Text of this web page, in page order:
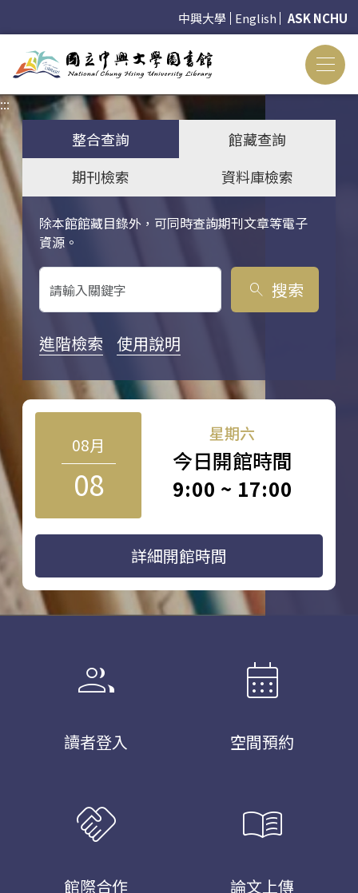
中興大學 English ASK NCHU
:::
整合查詢
館藏查詢
期刊檢索
資料庫檢索
除本館館藏目錄外，可同時查詢期刊文章等電子
資源。
關鍵字搜尋
search 搜索
進階檢索 使用說明
08月
08
星期六
今日開館時間
9:00 ~ 17:00
詳細開館時間
group
讀者登入
calendar_month
空間預約
handshake
館際合作
menu_book
論文上傳